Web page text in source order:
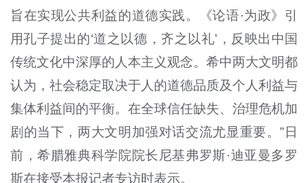
旨在实现公共利益的道德实践。《论语·为政》引
用孔子提出的‘道之以德，齐之以礼’，反映出中国
传统文化中深厚的人本主义观念。希中两大文明都
认为，社会稳定取决于人的道德品质及个人利益与
集体利益间的平衡。在全球信任缺失、治理危机加
剧的当下，两大文明加强对话交流尤显重要。”日
前，希腊雅典科学院院长尼基弗罗斯·迪亚曼多罗
斯在接受本报记者专访时表示。